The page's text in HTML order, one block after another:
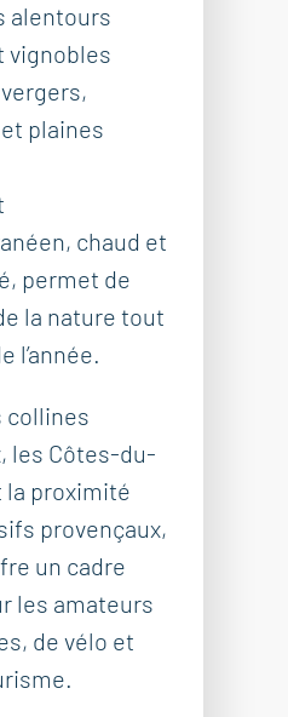
alentours
vignobles
plaines
chaud et
permet de
la nature tout
l’année.
collines
les Côtes-du-
la proximité
provençaux,
un cadre
les amateurs
de vélo et